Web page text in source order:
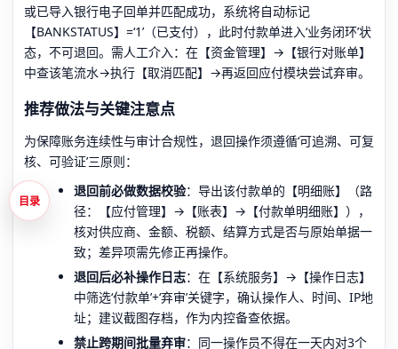
或已导入银行电子回单并匹配成功，系统将自动标记
【BANKSTATUS】=‘1’（已支付），此时付款单进入‘业务闭环’状
态，不可退回。需人工介入：在【资金管理】→【银行对账单】
中查该笔流水→执行【取消匹配】→再返回应付模块尝试弃审。
推荐做法与关键注意点
为保障账务连续性与审计合规性，退回操作须遵循‘可追溯、可复
核、可验证’三原则：
退回前必做数据校验：导出该付款单的【明细账】（路
径：【应付管理】→【账表】→【付款单明细账】），
核对供应商、金额、税额、结算方式是否与原始单据一
致；差异项需先修正再操作。
退回后必补操作日志：在【系统服务】→【操作日志】
中筛选‘付款单’+‘弃审’关键字，确认操作人、时间、IP地
址；建议截图存档，作为内控备查依据。
禁止跨期间批量弃审：同一操作员不得在一天内对3个
目录